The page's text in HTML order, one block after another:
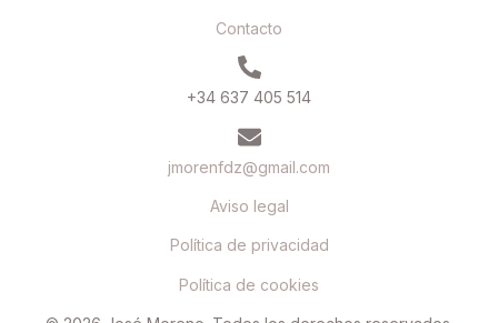
Contacto
+34 637 405 514
jmorenfdz@gmail.com
Aviso legal
Política de privacidad
Política de cookies